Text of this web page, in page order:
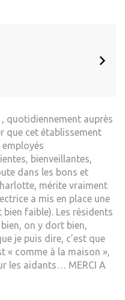
quotidiennement auprès
que cet établissement
employés
bienveillantes,
dans les bons et
mérite vraiment
a mis en place une
bien faible). Les résidents
on y dort bien,
je puis dire, c’est que
« comme à la maison »,
les aidants… MERCI A